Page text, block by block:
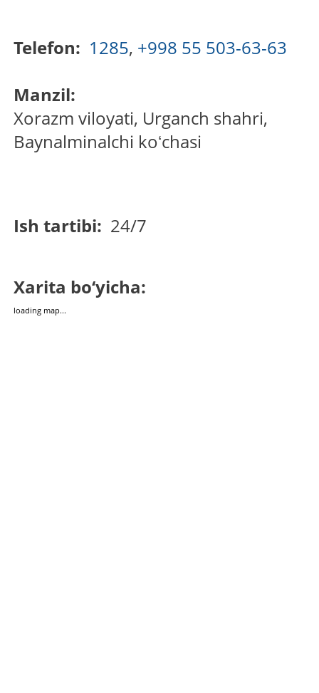
Telefon: 1285, +998 55 503-63-63
Manzil:
Xorazm viloyati, Urganch shahri,
Baynalminalchi koʻchasi
Ish tartibi: 24/7
Xarita bo‘yicha:
loading map...